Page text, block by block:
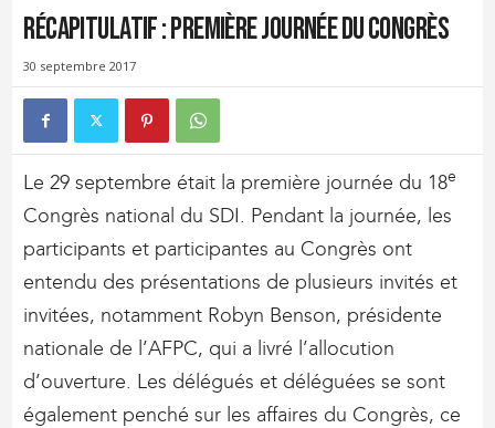
Récapitulatif : première journée du Congrès
30 septembre 2017
Le 29 septembre était la première journée du 18e
Congrès national du SDI. Pendant la journée, les
participants et participantes au Congrès ont
entendu des présentations de plusieurs invités et
invitées, notamment Robyn Benson, présidente
nationale de l’AFPC, qui a livré l’allocution
d’ouverture. Les délégués et déléguées se sont
également penché sur les affaires du Congrès, ce